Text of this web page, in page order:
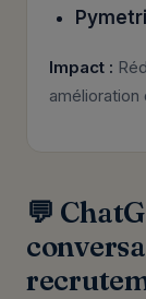
Impact :
💬